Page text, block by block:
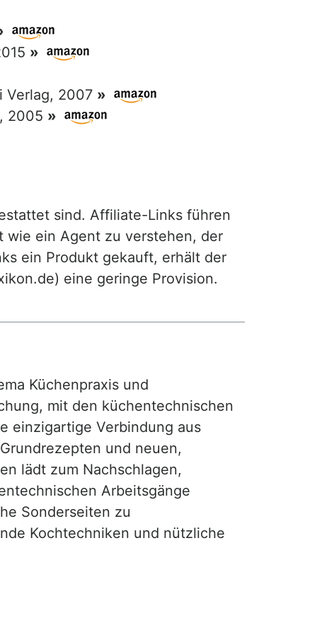
»
Verlag, 2007 »
2005 »
sind. Affiliate-Links führen
wie ein Agent zu verstehen, der
ein Produkt gekauft, erhält der
eine geringe Provision.
Küchenpraxis und
mit den küchentechnischen
einzigartige Verbindung aus
und neuen,
lädt zum Nachschlagen,
Arbeitsgänge
Sonderseiten zu
Kochtechniken und nützliche